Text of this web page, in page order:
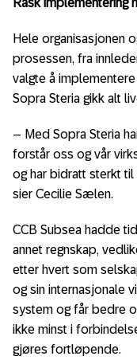
Rask implementering
Hele organisasjonen
prosessen, fra
valgte å
Sopra Steria gikk alt
– Med Sopra Steria
forstår oss og vår
og har bidratt sterkt
sier Cecilie Sælen.
CCB Subsea hadde
annet regnskap,
etter hvert som
og sin internasjonale
system og får bedre
ikke minst i
gjøres fortløpende.